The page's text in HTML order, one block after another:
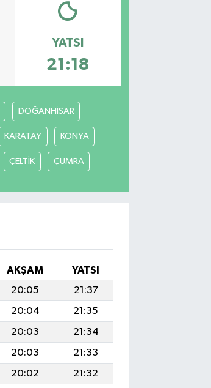
YATSI
21:18
DOĞANHİSAR
KARATAY KONYA
ÇELTİK ÇUMRA
AKŞAM
YATSI
20:05
21:37
20:04
21:35
20:03
21:34
20:03
21:33
20:02
21:32